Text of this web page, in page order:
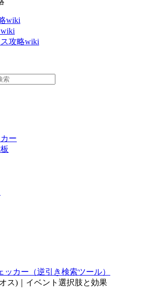
wiki
攻略wiki
ー
ッカー（逆引き検索ツール）
ス)｜イベント選択肢と効果